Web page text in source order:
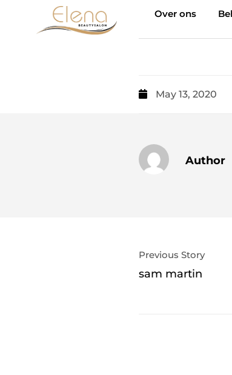
Over ons
May 13, 2020
Author
Previous Story
sam martin